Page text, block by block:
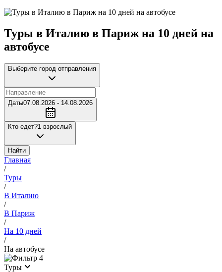
Туры в Италию в Париж на 10 дней на
автобусе
Выберите город отправления
Даты07.08.2026 - 14.08.2026
Кто едет?1 взрослый
Найти
Главная
/
Туры
/
В Италию
/
В Париж
/
На 10 дней
/
На автобусе
4
Туры